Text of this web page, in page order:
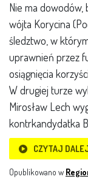
Nie ma dowodów,
wójta Korycina
śledztwo, w
uprawnień przez
osiągnięcia
W drugiej turze
Mirosław Lech
kontrkandydatka
CZYTAJ
Opublikowano w